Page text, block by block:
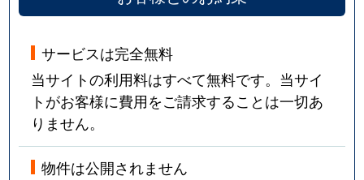
サービスは完全無料
当サイトの利用料はすべて無料です。当サイ
トがお客様に費用をご請求することは一切あ
りません。
物件は公開されません